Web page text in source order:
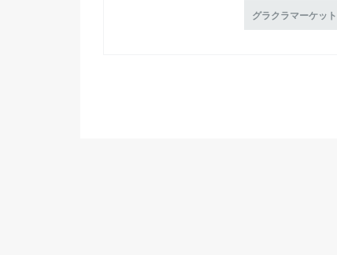
グラクラマーケット